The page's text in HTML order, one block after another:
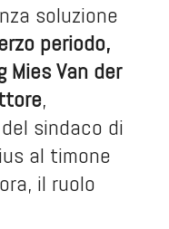
soluzione
periodo,
Mies Van der
,
sindaco di
al timone
il ruolo